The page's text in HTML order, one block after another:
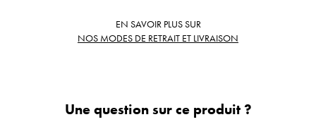
EN SAVOIR PLUS SUR
NOS MODES DE RETRAIT ET LIVRAISON
Une question sur ce produit ?